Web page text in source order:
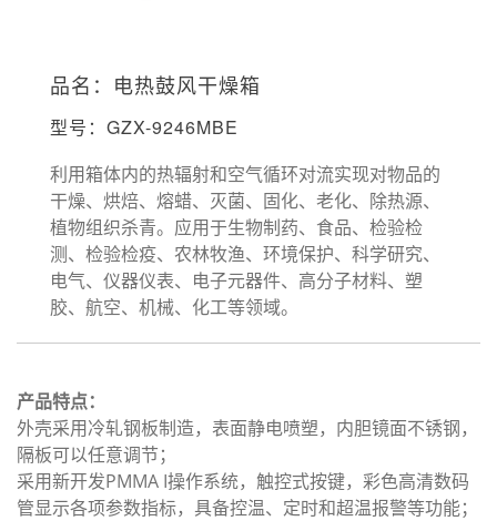
品名：电热鼓风干燥箱
型号：GZX-9246MBE
利用箱体内的热辐射和空气循环对流实现对物品的
干燥、烘焙、熔蜡、灭菌、固化、老化、除热源、
植物组织杀青。应用于生物制药、食品、检验检
测、检验检疫、农林牧渔、环境保护、科学研究、
电气、仪器仪表、电子元器件、高分子材料、塑
胶、航空、机械、化工等领域。
产品特点：
外壳采用冷轧钢板制造，表面静电喷塑，内胆镜面不锈钢，
隔板可以任意调节；
采用新开发PMMA I操作系统，触控式按键，彩色高清数码
管显示各项参数指标，具备控温、定时和超温报警等功能；